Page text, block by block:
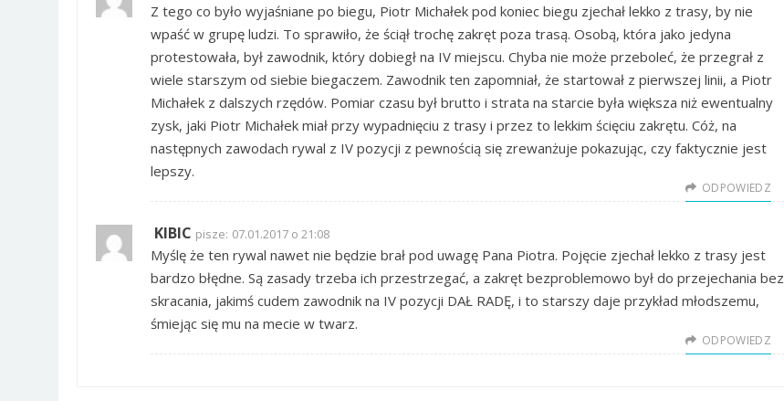
Z tego co było wyjaśniane po biegu, Piotr Michałek pod koniec biegu zjechał lekko z trasy, by nie
wpaść w grupę ludzi. To sprawiło, że ściął trochę zakręt poza trasą. Osobą, która jako jedyna
protestowała, był zawodnik, który dobiegł na IV miejscu. Chyba nie może przeboleć, że przegrał z
wiele starszym od siebie biegaczem. Zawodnik ten zapomniał, że startował z pierwszej linii, a Piotr
Michałek z dalszych rzędów. Pomiar czasu był brutto i strata na starcie była większa niż ewentualny
zysk, jaki Piotr Michałek miał przy wypadnięciu z trasy i przez to lekkim ścięciu zakrętu. Cóż, na
następnych zawodach rywal z IV pozycji z pewnością się zrewanżuje pokazując, czy faktycznie jest
lepszy.
ODPOWIEDZ
KIBIC pisze: 07.01.2017 o 21:08
Myślę że ten rywal nawet nie będzie brał pod uwagę Pana Piotra. Pojęcie zjechał lekko z trasy jest
bardzo błędne. Są zasady trzeba ich przestrzegać, a zakręt bezproblemowo był do przejechania bez
skracania, jakimś cudem zawodnik na IV pozycji DAŁ RADĘ, i to starszy daje przykład młodszemu,
śmiejąc się mu na mecie w twarz.
ODPOWIEDZ